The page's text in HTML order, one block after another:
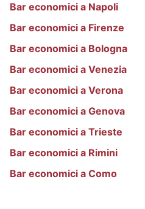
Bar economici a Napoli
Bar economici a Firenze
Bar economici a Bologna
Bar economici a Venezia
Bar economici a Verona
Bar economici a Genova
Bar economici a Trieste
Bar economici a Rimini
Bar economici a Como